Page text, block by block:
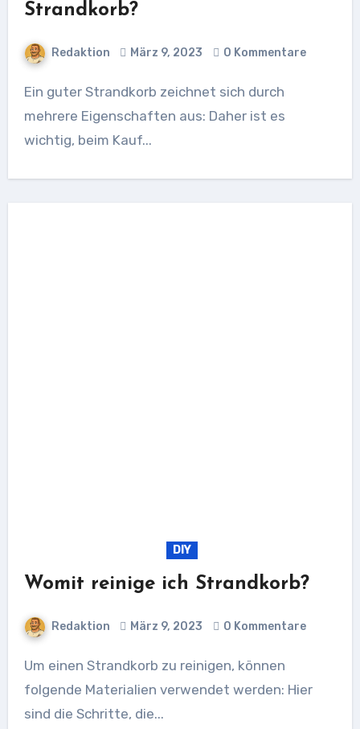
Strandkorb?
Redaktion März 9, 2023 0 Kommentare
Ein guter Strandkorb zeichnet sich durch
mehrere Eigenschaften aus: Daher ist es
wichtig, beim Kauf...
DIY
Womit reinige ich Strandkorb?
Redaktion März 9, 2023 0 Kommentare
Um einen Strandkorb zu reinigen, können
folgende Materialien verwendet werden: Hier
sind die Schritte, die...